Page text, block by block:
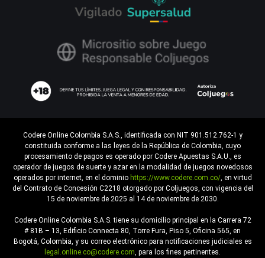
Codere Online Colombia S.A.S., identificada con NIT 901.512.762-1 y
constituida conforme a las leyes de la República de Colombia, cuyo
procesamiento de pagos es operado por Codere Apuestas S.A.U., es
operador de juegos de suerte y azar en la modalidad de juegos novedosos
operados por internet, en el dominio https://www.codere.com.co/, en virtud
del Contrato de Concesión C2218 otorgado por Coljuegos, con vigencia del
15 de noviembre de 2025 al 14 de noviembre de 2030.
Codere Online Colombia S.A.S. tiene su domicilio principal en la Carrera 72
# 81B – 13, Edificio Connecta 80, Torre Fura, Piso 5, Oficina 565, en
Bogotá, Colombia, y su correo electrónico para notificaciones judiciales es
legal.online.co@codere.com , para los fines pertinentes.